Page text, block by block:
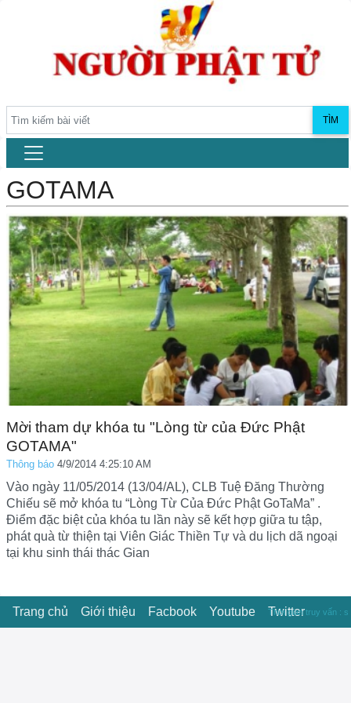
TÌM
GOTAMA
Mời tham dự khóa tu "Lòng từ của Đức Phật
GOTAMA"
Thông báo 4/9/2014 4:25:10 AM
Vào ngày 11/05/2014 (13/04/AL), CLB Tuệ Đăng Thường
Chiếu sẽ mở khóa tu “Lòng Từ Của Đức Phật GoTaMa” .
Điểm đặc biệt của khóa tu lần này sẽ kết hợp giữa tu tập,
phát quà từ thiện tại Viên Giác Thiền Tự và du lịch dã ngoại
tại khu sinh thái thác Gian
Trang chủ Giới thiệu Facbook Youtube Twitter
Thời gian truy vấn : s